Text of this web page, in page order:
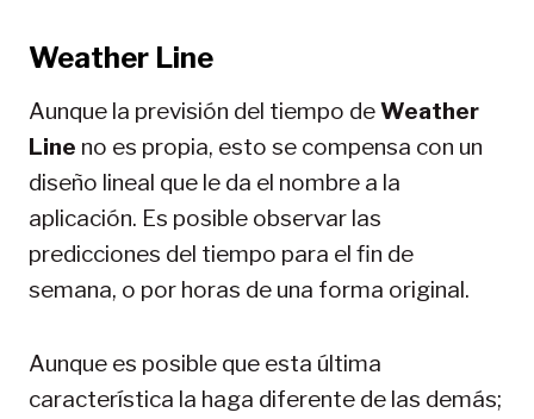
Weather Line
Aunque la previsión del tiempo deWeather
Line no es propia, esto se compensa con un
diseño lineal que le da el nombre a la
aplicación. Es posible observar las
predicciones del tiempo para el fin de
semana, o por horas de una forma original.
Aunque es posible que esta última
característica la haga diferente de las demás;